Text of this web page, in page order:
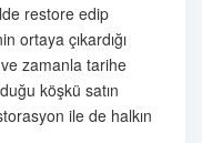
restore edip
ortaya çıkardığı
ve zamanla tarihe
köşkü satın
ile de halkın